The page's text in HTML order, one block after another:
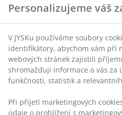
Personalizujeme váš
V JYSKu používáme soubory
identifikátory, abychom vám při
webových stránek zajistili
shromažďují informace o vás za
funkčnosti, statistik a
Při přijetí marketingových
údaje o prohlížení s